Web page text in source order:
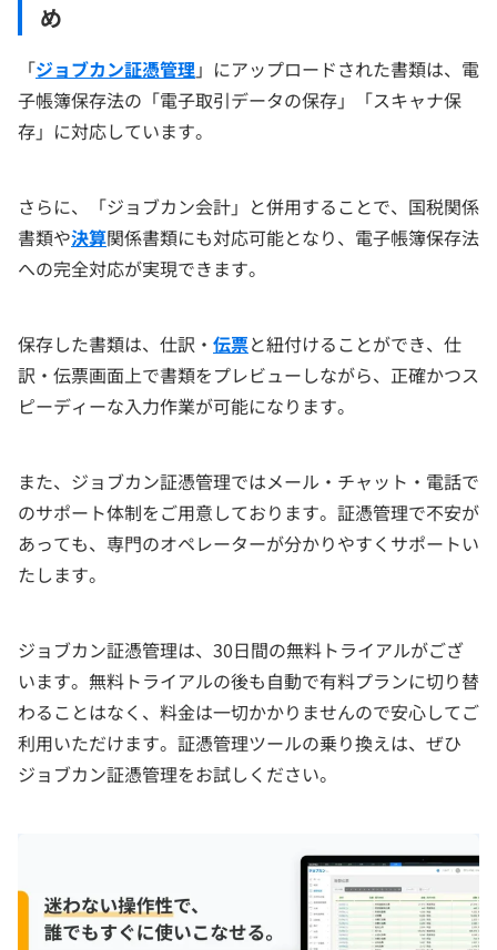
め
「ジョブカン証憑管理」にアップロードされた書類は、電
子帳簿保存法の「電子取引データの保存」「スキャナ保
存」に対応しています。
さらに、「ジョブカン会計」と併用することで、国税関係
書類や決算関係書類にも対応可能となり、電子帳簿保存法
への完全対応が実現できます。
保存した書類は、仕訳・ 伝票と紐付けることができ、仕
訳・伝票画面上で書類をプレビューしながら、正確かつス
ピーディーな入力作業が可能になります。
また、ジョブカン証憑管理ではメール・チャット・電話で
のサポート体制をご用意しております。証憑管理で不安が
あっても、専門のオペレーターが分かりやすくサポートい
たします。
ジョブカン証憑管理は、30日間の無料トライアルがござ
います。無料トライアルの後も自動で有料プランに切り替
わることはなく、料金は一切かかりませんので安心してご
利用いただけます。証憑管理ツールの乗り換えは、ぜひ
ジョブカン証憑管理をお試しください。